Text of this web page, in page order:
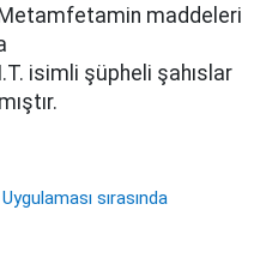
maddeleri
isimli şüpheli şahıslar
sırasında